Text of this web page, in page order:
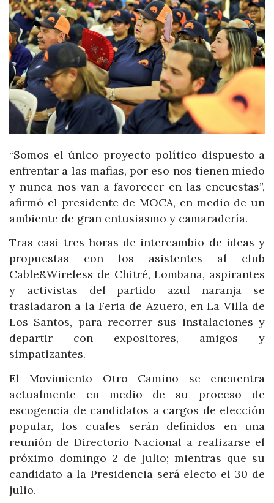
“Somos el único proyecto político dispuesto a
enfrentar a las mafias, por eso nos tienen miedo
y nunca nos van a favorecer en las encuestas”,
afirmó el presidente de MOCA, en medio de un
ambiente de gran entusiasmo y camaradería.
Tras casi tres horas de intercambio de ideas y
propuestas con los asistentes al club
Cable&Wireless de Chitré, Lombana, aspirantes
y activistas del partido azul naranja se
trasladaron a la Feria de Azuero, en La Villa de
Los Santos, para recorrer sus instalaciones y
departir con expositores, amigos y
simpatizantes.
El Movimiento Otro Camino se encuentra
actualmente en medio de su proceso de
escogencia de candidatos a cargos de elección
popular, los cuales serán definidos en una
reunión de Directorio Nacional a realizarse el
próximo domingo 2 de julio; mientras que su
candidato a la Presidencia será electo el 30 de
julio.